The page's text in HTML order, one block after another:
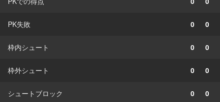
PK失敗 0 0
枠内シュート 0 0
枠外シュート 0 0
シュートブロック 0 0